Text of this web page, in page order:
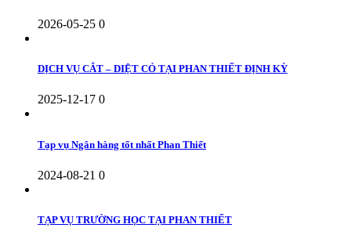
2026-05-25 0
DỊCH VỤ CẮT – DIỆT CỎ TẠI PHAN THIẾT ĐỊNH KỲ
2025-12-17 0
Tạp vụ Ngân hàng tốt nhất Phan Thiết
2024-08-21 0
TẠP VỤ TRƯỜNG HỌC TẠI PHAN THIẾT